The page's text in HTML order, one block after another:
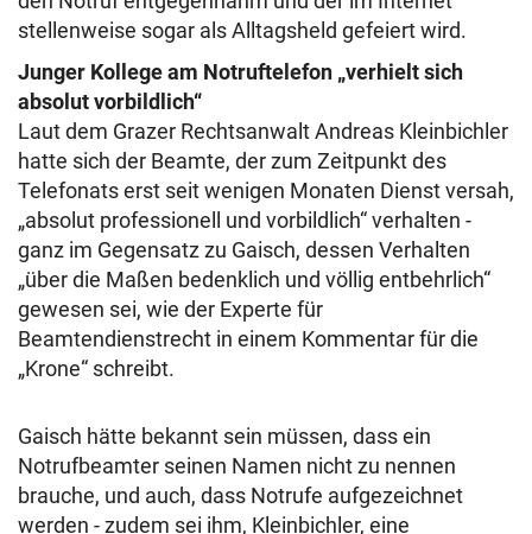
stellenweise sogar als Alltagsheld gefeiert wird.
Junger Kollege am Notruftelefon „verhielt sich
absolut vorbildlich“
Laut dem Grazer Rechtsanwalt Andreas Kleinbichler
hatte sich der Beamte, der zum Zeitpunkt des
Telefonats erst seit wenigen Monaten Dienst versah,
„absolut professionell und vorbildlich“ verhalten -
ganz im Gegensatz zu Gaisch, dessen Verhalten
„über die Maßen bedenklich und völlig entbehrlich“
gewesen sei, wie der Experte für
Beamtendienstrecht in einem Kommentar für die
„Krone“ schreibt.
Gaisch hätte bekannt sein müssen, dass ein
Notrufbeamter seinen Namen nicht zu nennen
brauche, und auch, dass Notrufe aufgezeichnet
werden - zudem sei ihm, Kleinbichler, eine